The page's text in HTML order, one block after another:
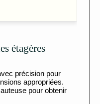
étagères
précision pour
appropriées.
pour obtenir